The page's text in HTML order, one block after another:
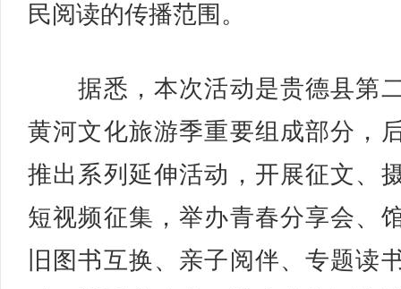
民阅读的传播范围。
据悉，本次活动是贵德县第
黄河文化旅游季重要组成部分，
推出系列延伸活动，开展征文、
短视频征集，举办青春分享会、
旧图书互换、亲子阅伴、专题读